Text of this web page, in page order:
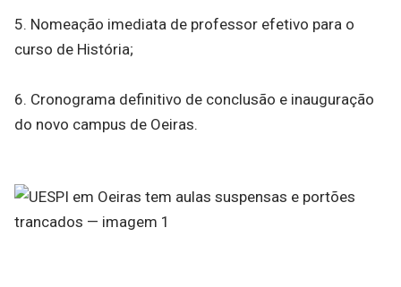
5. Nomeação imediata de professor efetivo para o
curso de História;
6. Cronograma definitivo de conclusão e inauguração
do novo campus de Oeiras.